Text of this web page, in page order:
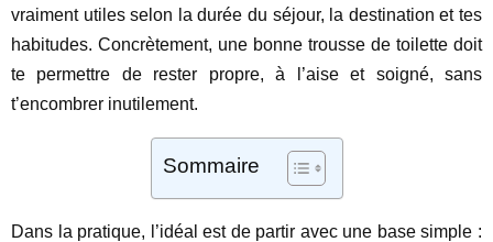
vraiment utiles selon la durée du séjour, la destination et tes
habitudes. Concrètement, une bonne trousse de toilette doit
te permettre de rester propre, à l’aise et soigné, sans
t’encombrer inutilement.
Sommaire
Dans la pratique, l’idéal est de partir avec une base simple :